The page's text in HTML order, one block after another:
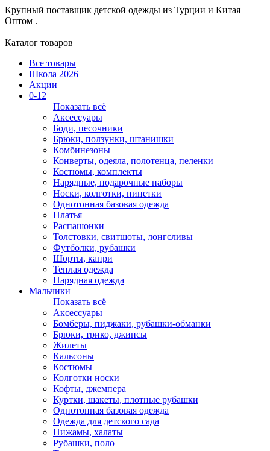
Крупный поставщик детской одежды из Турции и Китая
Оптом .
Каталог товаров
Все товары
Школа 2026
Акции
0-12
Показать всё
Аксессуары
Боди, песочники
Брюки, ползунки, штанишки
Комбинезоны
Конверты, одеяла, полотенца, пеленки
Костюмы, комплекты
Нарядные, подарочные наборы
Носки, колготки, пинетки
Однотонная базовая одежда
Платья
Распашонки
Толстовки, свитшоты, лонгсливы
Футболки, рубашки
Шорты, капри
Теплая одежда
Нарядная одежда
Мальчики
Показать всё
Аксессуары
Бомберы, пиджаки, рубашки-обманки
Брюки, трико, джинсы
Жилеты
Кальсоны
Костюмы
Колготки носки
Кофты, джемпера
Куртки, шакеты, плотные рубашки
Однотонная базовая одежда
Одежда для детского сада
Пижамы, халаты
Рубашки, поло